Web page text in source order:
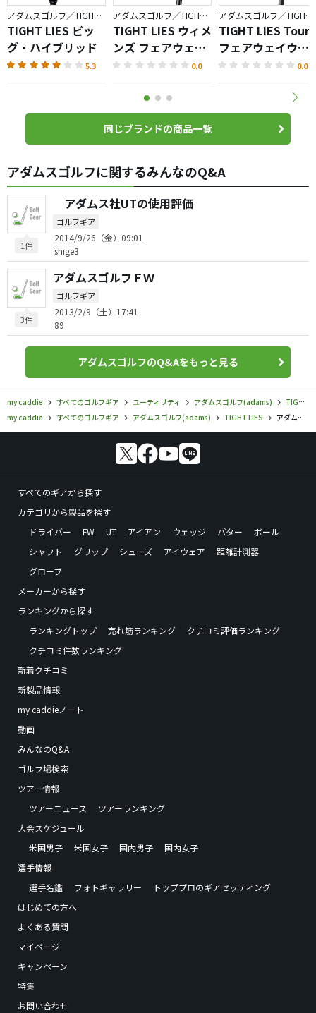
アダムスゴルフ／TIGHT LIES
TIGHT LIES ビッ
グ・ハイブリッド
5.3
アダムスゴルフ／TIGHT LIES
TIGHT LIES ウィメ
ンズ フェアウェイ
ウッド
0.0
アダムスゴルフ／TIGHT LIES
TIGHT LIES Tour
フェアウェイウッ
ド
0.0
同じブランドの商品一覧
アダムスゴルフに関するみんなのQ&A
1件
アダムス社UTの使用評価
ゴルフギア
2014/9/26（金）09:01
shige3
3件
アダムスゴルフＦＷ
ゴルフギア
2013/2/9（土）17:41
89
アダムスゴルフのQ&Aをもっと見る
my caddie すべてのゴルフギア ユーティリティ アダムスゴルフ(adams)
TIGHT LIES
my caddie
すべてのゴルフギア アダムスゴルフ(adams) TIGHT LIES アダムスゴルフ／TIGHT LIES／TIGHT LIES ハイブリッドの口コミ評価
すべてのギアから探す
カテゴリから製品を探す
ドライバー
FW UT アイアン ウェッジ パター
ボール
シャフト
グリップ シューズ アイウェア
距離計測器
グローブ
メーカーから探す
ランキングから探す
ランキングトップ
売れ筋ランキング
クチコミ評価ランキング
クチコミ件数ランキング
新着クチコミ
新製品情報
my caddieノート
動画
みんなのQ&A
ゴルフ場検索
ツアー情報
ツアーニュース
ツアーランキング
大会スケジュール
米国男子
米国女子 国内男子
国内女子
選手情報
選手名鑑
フォトギャラリー
トッププロのギアセッティング
はじめての方へ
よくある質問
マイページ
キャンペーン
特集
お問い合わせ